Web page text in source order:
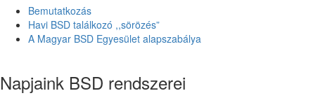
Bemutatkozás
Havi BSD találkozó ,,sörözés”
A Magyar BSD Egyesület alapszabálya
Napjaink BSD rendszerei